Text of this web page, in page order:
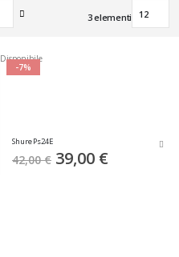
Imposta
3elementi
-7%
Disponibile
Shure Ps24E
42,00 € Special
Price
39,00 €